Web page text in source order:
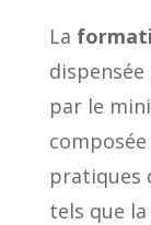
La
par le
pratiques
tels que